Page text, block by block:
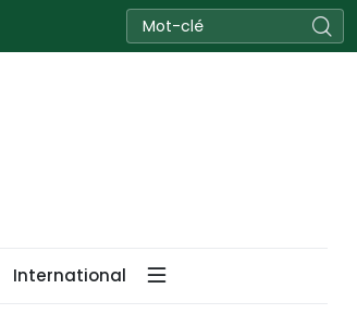
International